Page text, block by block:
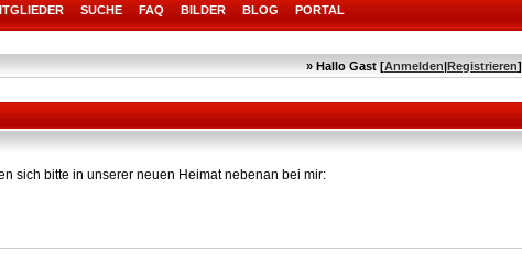
SUCHE FAQ BILDER BLOG PORTAL
» Hallo Gast [Anmelden|Registrieren]
sich bitte in unserer neuen Heimat nebenan bei mir: